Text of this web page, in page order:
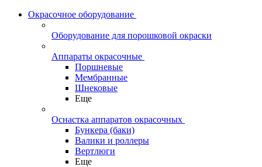
Окрасочное оборудование
Оборудование для порошковой окраски
Аппараты окрасочные
Поршневые
Мембранные
Шнековые
Еще
Оснастка аппаратов окрасочных
Бункера (баки)
Валики и роллеры
Вертлюги
Еще